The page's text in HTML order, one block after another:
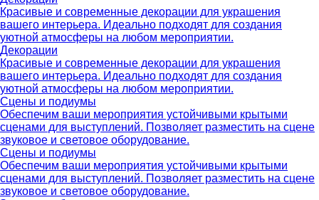
Красивые и современные декорации для украшения
вашего интерьера. Идеально подходят для создания
уютной атмосферы на любом мероприятии.
Декорации
Красивые и современные декорации для украшения
вашего интерьера. Идеально подходят для создания
уютной атмосферы на любом мероприятии.
Сцены и подиумы
Обеспечим ваши мероприятия устойчивыми крытыми
сценами для выступлений. Позволяет разместить на сцене
звуковое и световое оборудование.
Сцены и подиумы
Обеспечим ваши мероприятия устойчивыми крытыми
сценами для выступлений. Позволяет разместить на сцене
звуковое и световое оборудование.